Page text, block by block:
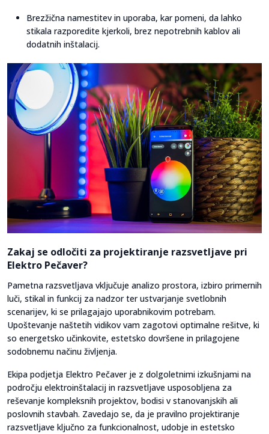
Brezžična namestitev in uporaba, kar pomeni, da lahko
stikala razporedite kjerkoli, brez nepotrebnih kablov ali
dodatnih inštalacij.
Zakaj se odločiti za projektiranje razsvetljave pri
Elektro Pečaver?
Pametna razsvetljava vključuje analizo prostora, izbiro primernih
luči, stikal in funkcij za nadzor ter ustvarjanje svetlobnih
scenarijev, ki se prilagajajo uporabnikovim potrebam.
Upoštevanje naštetih vidikov vam zagotovi optimalne rešitve, ki
so energetsko učinkovite, estetsko dovršene in prilagojene
sodobnemu načinu življenja.
Ekipa podjetja Elektro Pečaver je z dolgoletnimi izkušnjami na
področju elektroinštalacij in razsvetljave usposobljena za
reševanje kompleksnih projektov, bodisi v stanovanjskih ali
poslovnih stavbah. Zavedajo se, da je pravilno projektiranje
razsvetljave ključno za funkcionalnost, udobje in estetsko